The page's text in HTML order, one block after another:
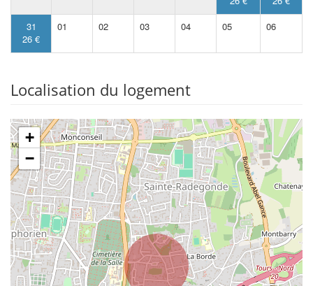
31
26 €
01 02 03 04 05 06
Localisation du logement
+
−